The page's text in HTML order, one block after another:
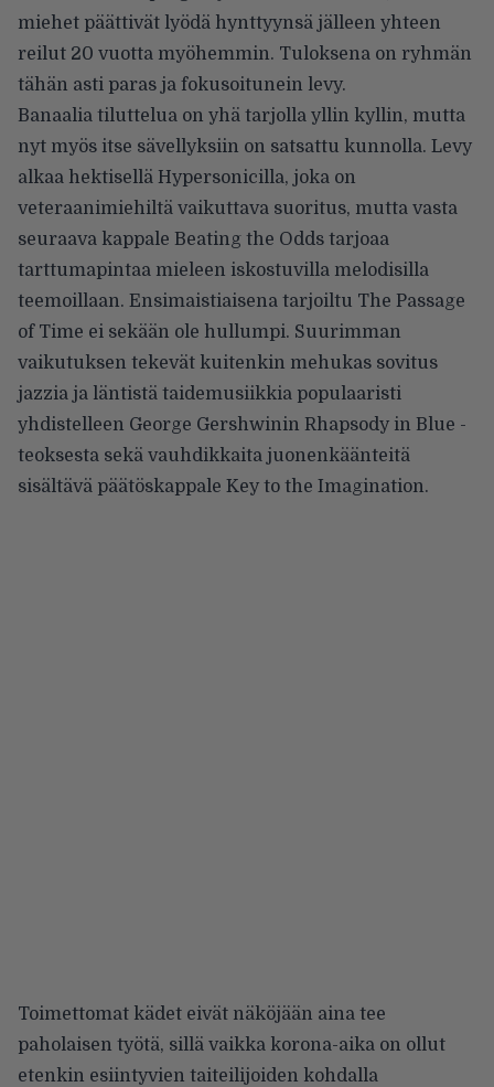
miehet päättivät lyödä hynttyynsä jälleen yhteen
reilut 20 vuotta myöhemmin. Tuloksena on ryhmän
tähän asti paras ja fokusoitunein levy.
Banaalia tiluttelua on yhä tarjolla yllin kyllin, mutta
nyt myös itse sävellyksiin on satsattu kunnolla. Levy
alkaa hektisellä Hypersonicilla, joka on
veteraanimiehiltä vaikuttava suoritus, mutta vasta
seuraava kappale Beating the Odds tarjoaa
tarttumapintaa mieleen iskostuvilla melodisilla
teemoillaan. Ensimaistiaisena tarjoiltu The Passage
of Time ei sekään ole hullumpi. Suurimman
vaikutuksen tekevät kuitenkin mehukas sovitus
jazzia ja läntistä taidemusiikkia populaaristi
yhdistelleen George Gershwinin Rhapsody in Blue -
teoksesta sekä vauhdikkaita juonenkäänteitä
sisältävä päätöskappale Key to the Imagination.
Toimettomat kädet eivät näköjään aina tee
paholaisen työtä, sillä vaikka korona-aika on ollut
etenkin esiintyvien taiteilijoiden kohdalla